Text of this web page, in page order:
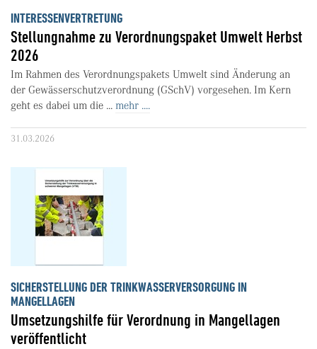
INTERESSENVERTRETUNG
Stellungnahme zu Verordnungspaket Umwelt Herbst
2026
Im Rahmen des Verordnungspakets Umwelt sind Änderung an
der Gewässerschutzverordnung (GSchV) vorgesehen. Im Kern
geht es dabei um die ... mehr ....
31.03.2026
SICHERSTELLUNG DER TRINKWASSERVERSORGUNG IN
MANGELLAGEN
Umsetzungshilfe für Verordnung in Mangellagen
veröffentlicht